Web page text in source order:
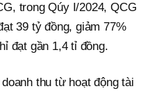
trong Qúy I/2024, QCG
39 tỷ đồng, giảm 77%
đạt gần 1,4 tỉ đồng.
thu từ hoạt động tài